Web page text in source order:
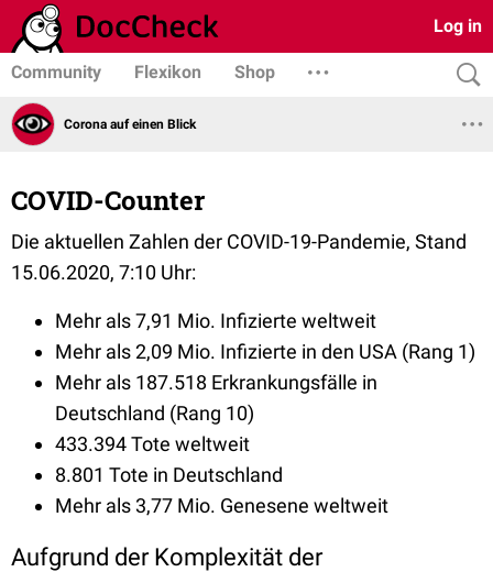
Log in
Community Flexikon Shop
Corona auf einen Blick
COVID-Counter
Die aktuellen Zahlen der COVID-19-Pandemie, Stand
15.06.2020, 7:10 Uhr:
Mehr als 7,91 Mio. Infizierte weltweit
Mehr als 2,09 Mio. Infizierte in den USA (Rang 1)
Mehr als 187.518 Erkrankungsfälle in
Deutschland (Rang 10)
433.394 Tote weltweit
8.801 Tote in Deutschland
Mehr als 3,77 Mio. Genesene weltweit
Aufgrund der Komplexität der